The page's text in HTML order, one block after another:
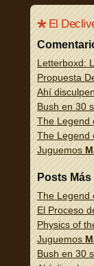
El
Letterboxd:
Propuesta
Ahí disculpen
Bush en 30
The Legend
The Legend
Juguemos
Posts
The Legend
El Proceso
Physics of
Juguemos
Bush en 30